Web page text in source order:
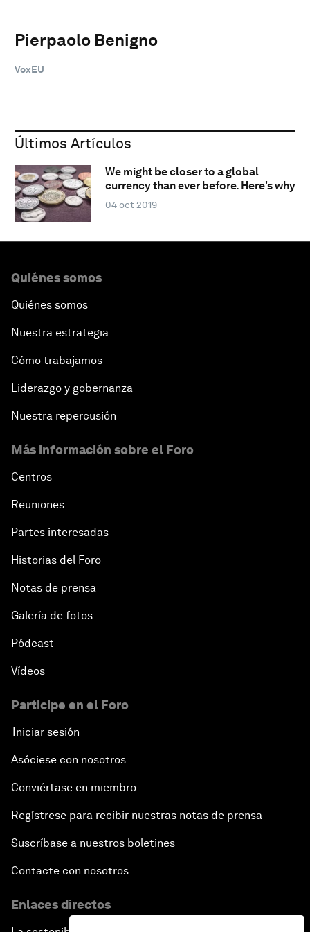
Pierpaolo Benigno
VoxEU
Últimos Artículos
We might be closer to a global
currency than ever before. Here's why
04 oct 2019
Quiénes somos
Quiénes somos
Nuestra estrategia
Cómo trabajamos
Liderazgo y gobernanza
Nuestra repercusión
Más información sobre el Foro
Centros
Reuniones
Partes interesadas
Historias del Foro
Notas de prensa
Galería de fotos
Pódcast
Vídeos
Participe en el Foro
Iniciar sesión
Asóciese con nosotros
Conviértase en miembro
Regístrese para recibir nuestras notas de prensa
Suscríbase a nuestros boletines
Contacte con nosotros
Enlaces directos